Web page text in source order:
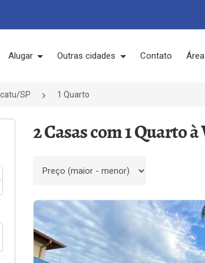
Alugar Outras cidades Contato
SP 1 Quarto
2 Casas com 1 Quarto
Ordenar por